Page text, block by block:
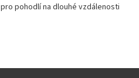
pro pohodlína dlouhé vzdálenosti